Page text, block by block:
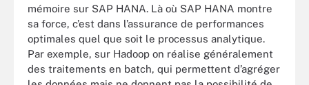
mémoire sur SAP HANA. Là où SAP HANA montre
sa force, c’est dans l’assurance de performances
optimales quel que soit le processus analytique.
Par exemple, sur Hadoop on réalise généralement
des traitements en batch, qui permettent d’agréger